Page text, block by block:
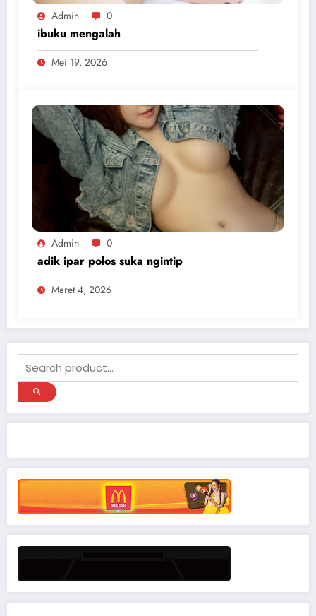
Admin 0
ibuku mengalah
Mei 19, 2026
Admin 0
adik ipar polos suka ngintip
Maret 4, 2026